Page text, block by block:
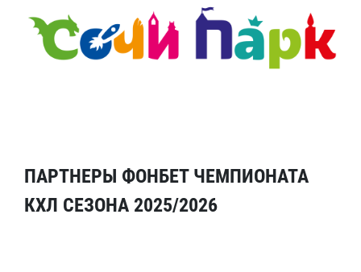
ПАРТНЕРЫ ФОНБЕТ ЧЕМПИОНАТА
КХЛ СЕЗОНА 2025/2026